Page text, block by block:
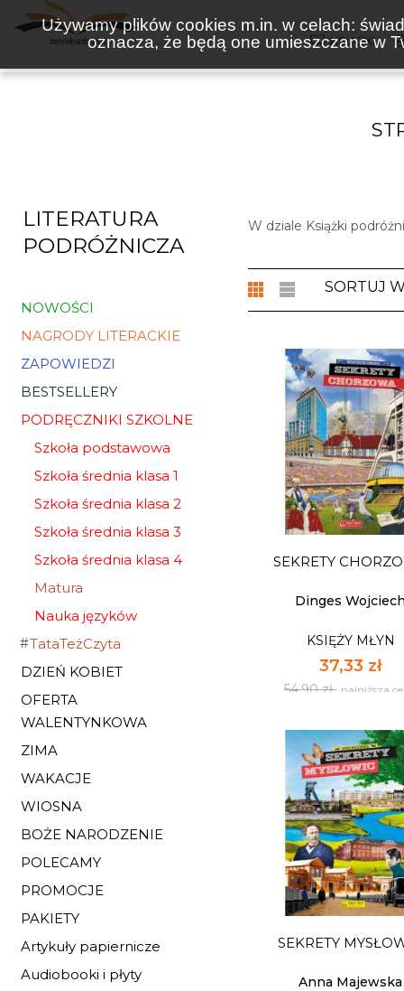
Używamy plików cookies m.in. w celach:
oznacza, że będą one umieszczane w
KSIĄŻKI
LITERATURA
PODRÓŻNICZA
NOWOŚCI
NAGRODY LITERACKIE
ZAPOWIEDZI
BESTSELLERY
PODRĘCZNIKI SZKOLNE
Szkoła podstawowa
Szkoła średnia klasa 1
Szkoła średnia klasa 2
Szkoła średnia klasa 3
Szkoła średnia klasa 4
Matura
Nauka języków
TataTeżCzyta
DZIEŃ KOBIET
OFERTA
WALENTYNKOWA
ZIMA
WAKACJE
WIOSNA
BOŻE NARODZENIE
POLECAMY
PROMOCJE
PAKIETY
Artykuły papiernicze
Audiobooki i płyty
W dziale Książki
SORTUJ
SEKRETY
Dinges Wojciech
KSIĘŻY MŁYN
37,33 zł
54,90 zł najniższa
SEKRETY
KSIĘŻY MŁYN
37,33 zł
54,90 zł najniższa
Dostępnych: 10
Ilość:
SEKRETY
Anna Majewska